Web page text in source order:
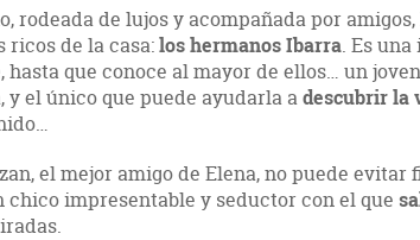
rodeada de lujos y acompañada por
ricos de la casa:los hermanos Ibarra. Es
hasta que conoce al mayor de ellos… un
y el único que puede ayudarla adescubrir la
el mejor amigo de Elena, no puede evitar
chico impresentable y seductor con el que